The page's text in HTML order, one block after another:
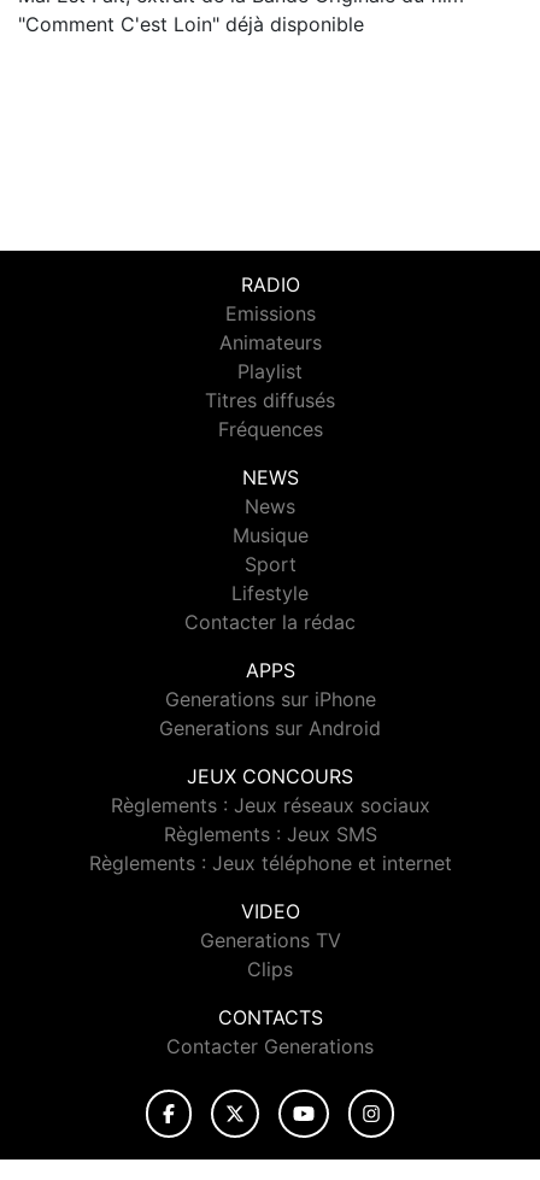
"Comment C'est Loin" déjà disponible
RADIO
Emissions
Animateurs
Playlist
Titres diffusés
Fréquences
NEWS
News
Musique
Sport
Lifestyle
Contacter la rédac
APPS
Generations sur iPhone
Generations sur Android
JEUX CONCOURS
Règlements : Jeux réseaux sociaux
Règlements : Jeux SMS
Règlements : Jeux téléphone et internet
VIDEO
Generations TV
Clips
CONTACTS
Contacter Generations